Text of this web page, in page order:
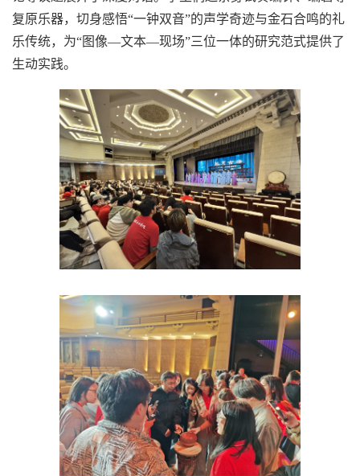
复原乐器，切身感悟“一钟双音”的声学奇迹与金石合鸣的礼
乐传统，为“图像—文本—现场”三位一体的研究范式提供了
生动实践。